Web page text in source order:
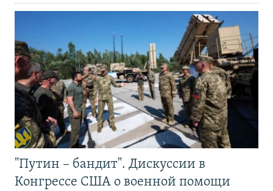
"Путин – бандит". Дискуссии в
Конгрессе США о военной помощи